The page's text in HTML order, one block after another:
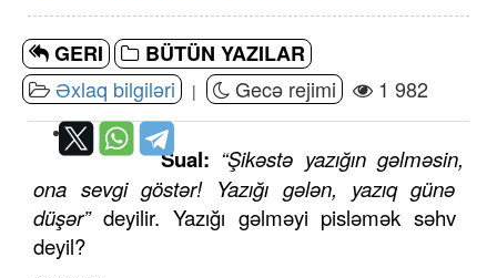
GERI
BÜTÜN YAZILAR
Əxlaq bilgiləri
| Gecə rejimi 1 982
Sual: “Şikəstə yazığın gəlməsin,
ona sevgi göstər! Yazığı gələn, yazıq günə
düşər” deyilir. Yazığı gəlməyi pisləmək səhv
deyil?